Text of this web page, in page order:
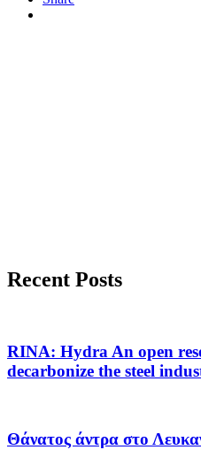
Recent Posts
RINA: Hydra An open
decarbonize the steel
Θάνατος άντρα στο